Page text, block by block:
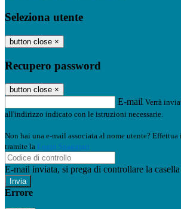
Seleziona utente
button close ×
Recupero password
button close ×
E-mail Verrà
all'indirizzo indicato con le istruzioni necessarie.
Non hai una e-mail associata al nome utente? Effettua
tramite la Login Spaggiari
E-mail inviata, si prega di controllare la
Errore